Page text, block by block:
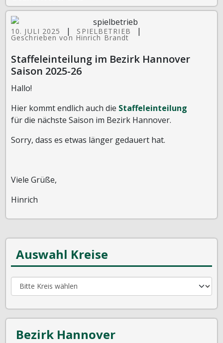
10. JULI 2025 | SPIELBETRIEB |
Geschrieben von Hinrich Brandt
Staffeleinteilung im Bezirk Hannover
Saison 2025-26
Hallo!
Hier kommt endlich auch die Staffeleinteilung
für die nächste Saison im Bezirk Hannover.
Sorry, dass es etwas länger gedauert hat.
Viele Grüße,
Hinrich
Auswahl Kreise
Bezirk Hannover